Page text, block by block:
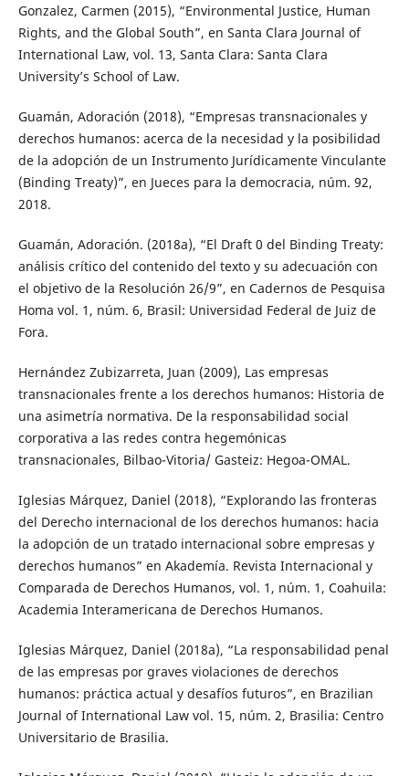
Gonzalez, Carmen (2015), “Environmental Justice, Human
Rights, and the Global South”, en Santa Clara Journal of
International Law, vol. 13, Santa Clara: Santa Clara
University’s School of Law.
Guamán, Adoración (2018), “Empresas transnacionales y
derechos humanos: acerca de la necesidad y la posibilidad
de la adopción de un Instrumento Jurídicamente Vinculante
(Binding Treaty)”, en Jueces para la democracia, núm. 92,
2018.
Guamán, Adoración. (2018a), “El Draft 0 del Binding Treaty:
análisis crítico del contenido del texto y su adecuación con
el objetivo de la Resolución 26/9”, en Cadernos de Pesquisa
Homa vol. 1, núm. 6, Brasil: Universidad Federal de Juiz de
Fora.
Hernández Zubizarreta, Juan (2009), Las empresas
transnacionales frente a los derechos humanos: Historia de
una asimetría normativa. De la responsabilidad social
corporativa a las redes contra hegemónicas
transnacionales, Bilbao-Vitoria/ Gasteiz: Hegoa-OMAL.
Iglesias Márquez, Daniel (2018), “Explorando las fronteras
del Derecho internacional de los derechos humanos: hacia
la adopción de un tratado internacional sobre empresas y
derechos humanos” en Akademía. Revista Internacional y
Comparada de Derechos Humanos, vol. 1, núm. 1, Coahuila:
Academia Interamericana de Derechos Humanos.
Iglesias Márquez, Daniel (2018a), “La responsabilidad penal
de las empresas por graves violaciones de derechos
humanos: práctica actual y desafíos futuros”, en Brazilian
Journal of International Law vol. 15, núm. 2, Brasilia: Centro
Universitario de Brasilia.